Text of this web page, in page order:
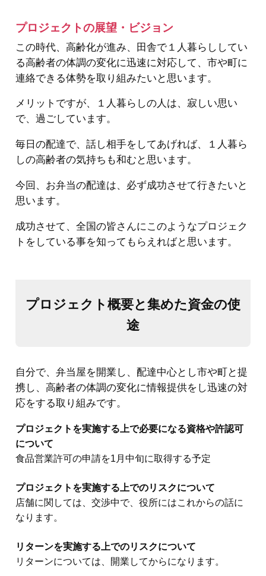
プロジェクトの展望・ビジョン
この時代、高齢化が進み、田舎で１人暮らししてい
る高齢者の体調の変化に迅速に対応して、市や町に
連絡できる体勢を取り組みたいと思います。
メリットですが、１人暮らしの人は、寂しい思い
で、過ごしています。
毎日の配達で、話し相手をしてあげれば、１人暮ら
しの高齢者の気持ちも和むと思います。
今回、お弁当の配達は、必ず成功させて行きたいと
思います。
成功させて、全国の皆さんにこのようなプロジェク
トをしている事を知ってもらえればと思います。
プロジェクト概要と集めた資金の使
途
自分で、弁当屋を開業し、配達中心とし市や町と提
携し、高齢者の体調の変化に情報提供をし迅速の対
応をする取り組みです。
プロジェクトを実施する上で必要になる資格や許認可
について
食品営業許可の申請を1月中旬に取得する予定
プロジェクトを実施する上でのリスクについて
店舗に関しては、交渉中で、役所にはこれからの話に
なります。
リターンを実施する上でのリスクについて
リターンについては、開業してからになります。